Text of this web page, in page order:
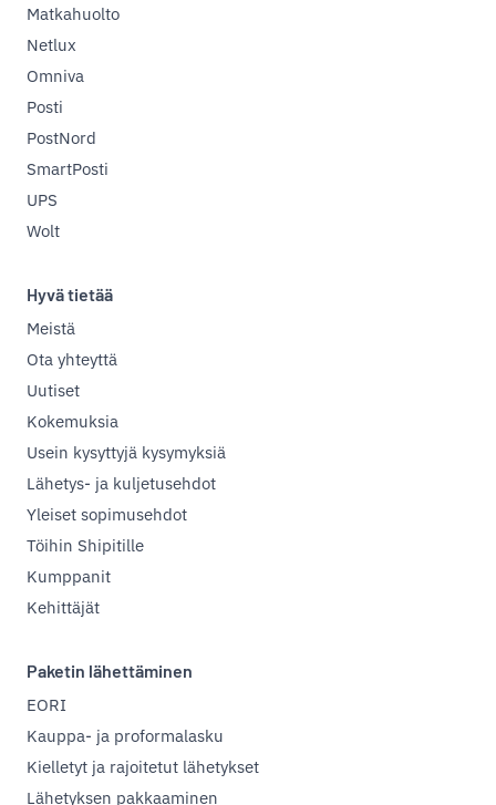
Matkahuolto
Netlux
Omniva
Posti
PostNord
SmartPosti
UPS
Wolt
Hyvä tietää
Meistä
Ota yhteyttä
Uutiset
Kokemuksia
Usein kysyttyjä kysymyksiä
Lähetys- ja kuljetusehdot
Yleiset sopimusehdot
Töihin Shipitille
Kumppanit
Kehittäjät
Paketin lähettäminen
EORI
Kauppa- ja proformalasku
Kielletyt ja rajoitetut lähetykset
Lähetyksen pakkaaminen